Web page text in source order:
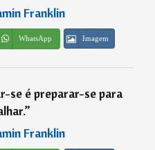
Franklin
WhatsApp Imagem
se é preparar-se para
”
Franklin